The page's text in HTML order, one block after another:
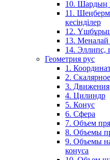
10. Шардың
11.
кесінділер
12.
13. Меналай
14. Эллипс,
Геометрия рус
1.
2.
3. Движения
4. Цилиндр
5. Конус
6. Сфера
7. Объем
8. Объемы
9. Объемы
конуса